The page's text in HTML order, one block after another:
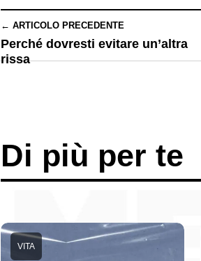
← ARTICOLO PRECEDENTE
Perché dovresti evitare un’altra
rissa
Di più per te
VITA